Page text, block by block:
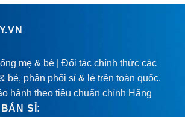
mẹ & bé | Đối tác chính thức các
bé, phân phối sỉ & lẻ trên toàn quốc.
hành theo tiêu chuẩn chính Hãng
SỈ: